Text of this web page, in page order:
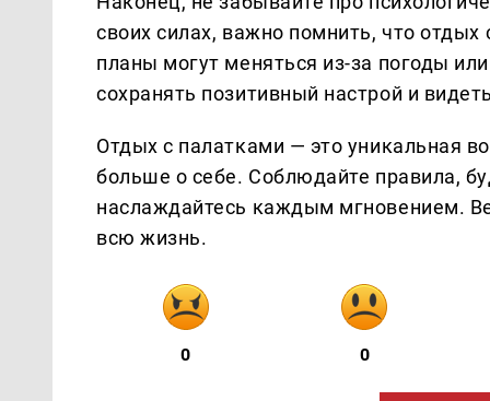
своих силах, важно помнить, что отдых
планы могут меняться из-за погоды
сохранять позитивный настрой и
Отдых с палатками — это уникальная
больше о себе. Соблюдайте правила,
наслаждайтесь каждым мгновением.
всю жизнь.
0 0